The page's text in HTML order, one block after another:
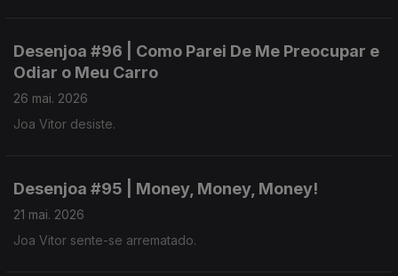
Desenjoa #96 | Como Parei De Me Preocupar e
Odiar o Meu Carro
26 mai. 2026
Joa Vitor desiste.
Desenjoa #95 | Money, Money, Money!
21 mai. 2026
Joa Vitor sente-se arrematado.